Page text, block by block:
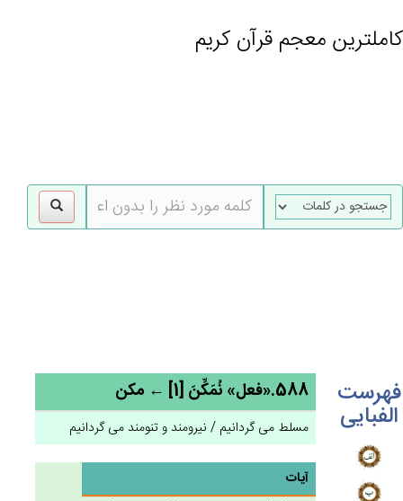
کاملترین معجم قرآن کریم
فهرست
الفبایی
588.«فعل» نُمَكِّن‌َ [1] ← مکن
مسلط می گردانیم / نیرومند و تنومند می گردانیم
آیات